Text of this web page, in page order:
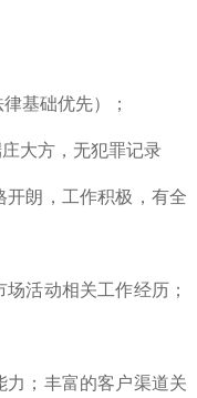
基础优先）；
大方，无犯罪记录
开朗，工作积极，有全
活动相关工作经历；
力；丰富的客户渠道关